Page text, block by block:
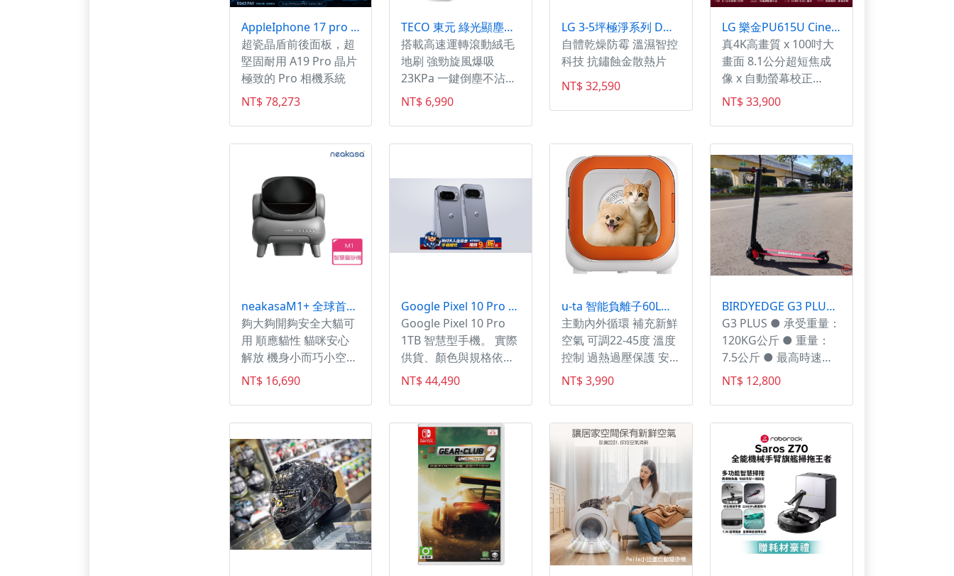
AppleIphone 17 pro max 2TB
超瓷晶盾前後面板，超
堅固耐用 A19 Pro 晶片
極致的 Pro 相機系統
NT$ 78,273
TECO 東元 綠光顯塵無線吸塵器XJ2501CB
搭載高速運轉滾動絨毛
地刷 強勁旋風爆吸
23KPa 一鍵倒塵不沾
手，集塵盒可水洗
NT$ 6,990
LG 3-5坪極淨系列 DUALCOOL WiFi 雙迴轉冷暖變頻分離式冷氣空調
自體乾燥防霉 溫濕智控
科技 抗鏽蝕金散熱片
NT$ 32,590
LG 樂金PU615U CineBeam S 小銀河 Ultra 超短焦 4K 微型投影機
真4K高畫質 x 100吋大
畫面 8.1公分超短焦成
像 x 自動螢幕校正
450,000:1超高對比 x
DCI-P3 154%廣色域
NT$ 33,900
neakasaM1+ 全球首款開放式智慧貓砂盆/智慧貓砂機(智慧貓砂盆/貓砂機/開放式
夠大夠開夠安全大貓可
用 順應貓性 貓咪安心
解放 機身小而巧小空間
家庭能用
NT$ 16,690
Google Pixel 10 Pro 1TB
Google Pixel 10 Pro
1TB 智慧型手機。 實際
供貨、顏色與規格依原
廠公告及現場確認為
準。
NT$ 44,490
u-ta 智能負離子60L寵物烘毛箱MW102(110V家用電壓 負離子烘毛 貓 狗 寵物 60公升
主動內外循環 補充新鮮
空氣 可調22-45度 溫度
控制 過熱過壓保護 安
心使用
NT$ 3,990
BIRDYEDGE G3 PLUS 電動滑板車【迪特軍】
G3 PLUS ● 承受重量：
120KG公斤 ● 重量：
7.5公斤 ● 最高時速：
25-30KM 地面會有不同
效果 ● 續航力：約10-
20KM (體重,地形皆會
有不同效果) ● 尺寸 :
長90cm / 寬12.5cm /
龍頭99cm ● 最適合地
形：硬表面、平面、坡
度20度 ● 電池：可充
電式鋰電池 ● 馬達功
率：250W ● 長效鋰電
池組：10400
NT$ 12,800